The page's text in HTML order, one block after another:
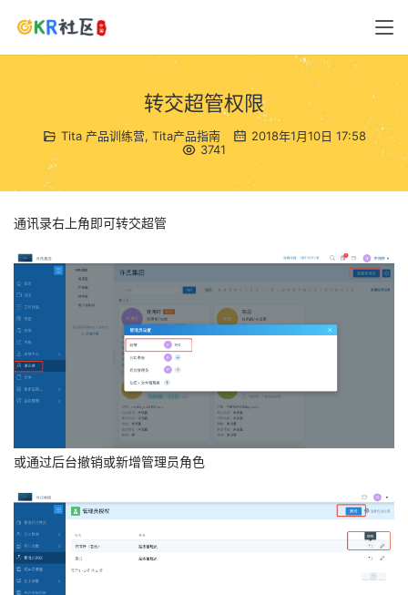
转交超管权限
Tita 产品训练营, Tita产品指南
2018年1月10日 17:58
3741
通讯录右上角即可转交超管
或通过后台撤销或新增管理员角色